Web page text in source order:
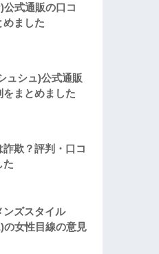
式通販の口コ
めました
ュシュ)公式通販
まとめました
欺？評判・口コ
た
ンズスタイル
の女性目線の意見